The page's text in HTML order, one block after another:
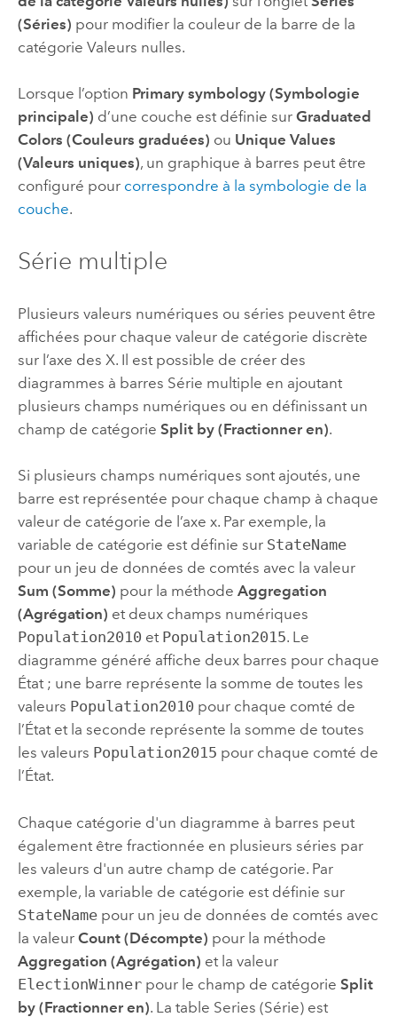
(Séries) pour modifier la couleur de la barre de la
catégorie Valeurs nulles.
Lorsque l’option Primary symbology (Symbologie
principale) d’une couche est définie sur Graduated
Colors (Couleurs graduées) ou Unique Values
(Valeurs uniques), un graphique à barres peut être
configuré pour correspondre à la symbologie de la
couche.
Série multiple
Plusieurs valeurs numériques ou séries peuvent être
affichées pour chaque valeur de catégorie discrète
sur l’axe des X. Il est possible de créer des
diagrammes à barres Série multiple en ajoutant
plusieurs champs numériques ou en définissant un
champ de catégorie Split by (Fractionner en).
Si plusieurs champs numériques sont ajoutés, une
barre est représentée pour chaque champ à chaque
valeur de catégorie de l’axe x. Par exemple, la
variable de catégorie est définie sur StateName
pour un jeu de données de comtés avec la valeur
Sum (Somme) pour la méthode Aggregation
(Agrégation) et deux champs numériques
Population2010 et Population2015. Le
diagramme généré affiche deux barres pour chaque
État ; une barre représente la somme de toutes les
valeurs Population2010 pour chaque comté de
l’État et la seconde représente la somme de toutes
les valeurs Population2015 pour chaque comté de
l’État.
Chaque catégorie d'un diagramme à barres peut
également être fractionnée en plusieurs séries par
les valeurs d'un autre champ de catégorie. Par
exemple, la variable de catégorie est définie sur
StateNamepour un jeu de données de comtés avec
la valeur Count (Décompte) pour la méthode
Aggregation (Agrégation) et la valeur
ElectionWinnerpour le champ de catégorie Split
by (Fractionner en). La table Series (Série) est